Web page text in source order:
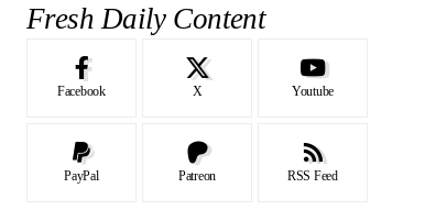
Fresh Daily Content
Facebook X Youtube
PayPal Patreon RSS Feed